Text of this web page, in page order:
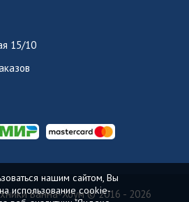
15/10
Ванна-Хоум© 2016 - 2026
нашим сайтом, Вы
использование cookie-